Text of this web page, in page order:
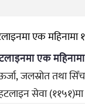
एक
जलस्रोत तथा
सेवा